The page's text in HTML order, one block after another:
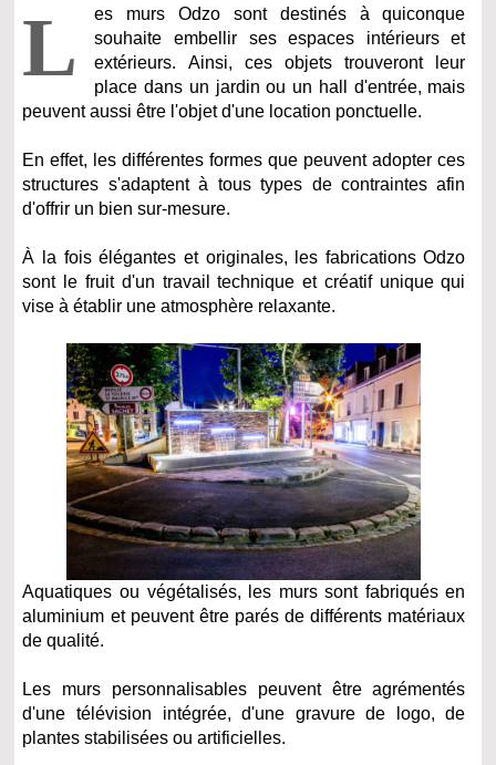
L
es murs Odzo sont destinés à quiconque
souhaite embellir ses espaces intérieurs et
extérieurs. Ainsi, ces objets trouveront leur
place dans un jardin ou un hall d'entrée, mais
peuvent aussi être l'objet d'une location ponctuelle.
En effet, les différentes formes que peuvent adopter ces
structures s'adaptent à tous types de contraintes afin
d'offrir un bien sur-mesure.
À la fois élégantes et originales, les fabrications Odzo
sont le fruit d'un travail technique et créatif unique qui
vise à établir une atmosphère relaxante.
Aquatiques ou végétalisés, les murs sont fabriqués en
aluminium et peuvent être parés de différents matériaux
de qualité.
Les murs personnalisables peuvent être agrémentés
d'une télévision intégrée, d'une gravure de logo, de
plantes stabilisées ou artificielles.